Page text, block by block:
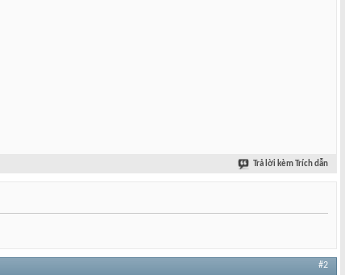
Trả lời kèm Trích dẫn
#2